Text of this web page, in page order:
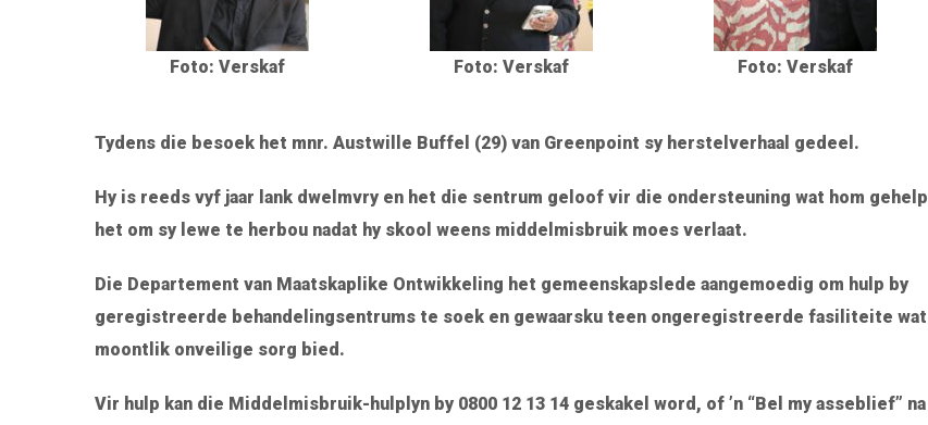
Foto: Verskaf Foto: Verskaf Foto: Verskaf
Tydens die besoek het mnr. Austwille Buffel (29) van Greenpoint sy herstelverhaal gedeel.
Hy is reeds vyf jaar lank dwelmvry en het die sentrum geloof vir die ondersteuning wat hom gehelp
het om sy lewe te herbou nadat hy skool weens middelmisbruik moes verlaat.
Die Departement van Maatskaplike Ontwikkeling het gemeenskapslede aangemoedig om hulp by
geregistreerde behandelingsentrums te soek en gewaarsku teen ongeregistreerde fasiliteite wat
moontlik onveilige sorg bied.
Vir hulp kan die Middelmisbruik-hulplyn by 0800 12 13 14 geskakel word, of ’n “Bel my asseblief” na